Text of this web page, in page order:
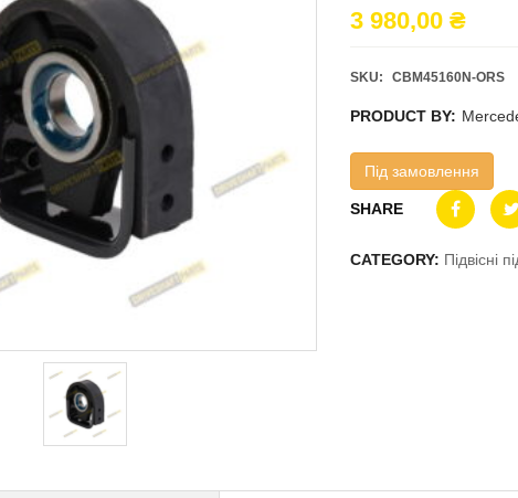
3 980,00 ₴
SKU: CBM45160N-ORS
PRODUCT BY:
Під замовлення
SHARE
CATEGORY: Підвісні